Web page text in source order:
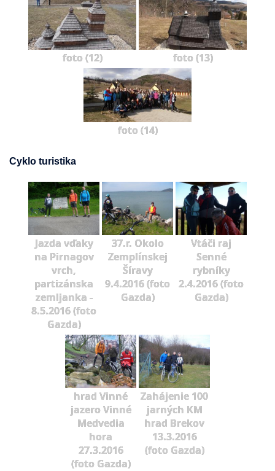
foto (12) foto (13)
foto (14)
Cyklo turistika
Jazda vďaky
na Pirnagov
vrch,
partizánska
zemljanka -
8.5.2016 (foto
Gazda)
37.r. Okolo
Zemplínskej
Šíravy
9.4.2016 (foto
Gazda)
Vtáči raj
Senné
rybníky
2.4.2016 (foto
Gazda)
hrad Vinné
jazero Vinné
Medvedia
hora
27.3.2016
(foto Gazda)
Zahájenie 100
jarných KM
hrad Brekov
13.3.2016
(foto Gazda)